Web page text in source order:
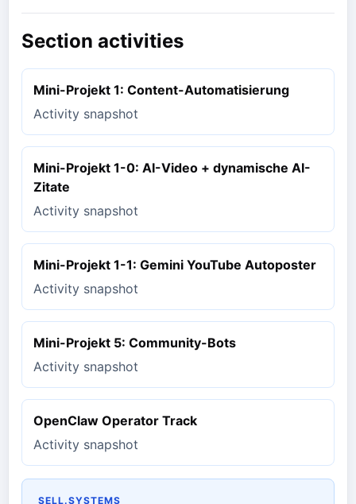
Section activities
Mini-Projekt 1: Content-Automatisierung
Activity snapshot
Mini-Projekt 1-0: AI-Video + dynamische AI-
Zitate
Activity snapshot
Mini-Projekt 1-1: Gemini YouTube Autoposter
Activity snapshot
Mini-Projekt 5: Community-Bots
Activity snapshot
OpenClaw Operator Track
Activity snapshot
SELL.SYSTEMS